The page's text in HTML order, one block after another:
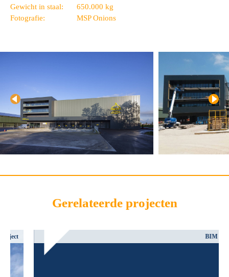
Gewicht in staal:
650.000 kg
Fotografie:
MSP Onions
Gerelateerde projecten
BIM project